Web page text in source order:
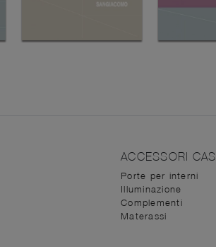
ACCESSORI
Porte per interni
Illuminazione
Complementi
Materassi